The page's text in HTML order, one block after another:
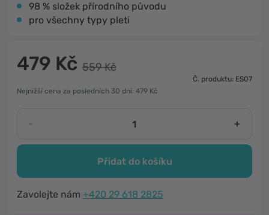
98 % složek přírodního původu
pro všechny typy pleti
479 Kč 559 Kč
Č. produktu: ES07
Nejnižší cena za posledních 30 dní: 479 Kč
- +
Přidat do košíku
Zavolejte nám +420 29 618 2825